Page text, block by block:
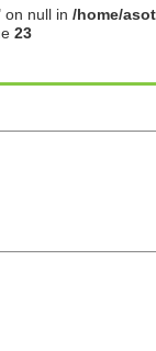
on null in /home/
23